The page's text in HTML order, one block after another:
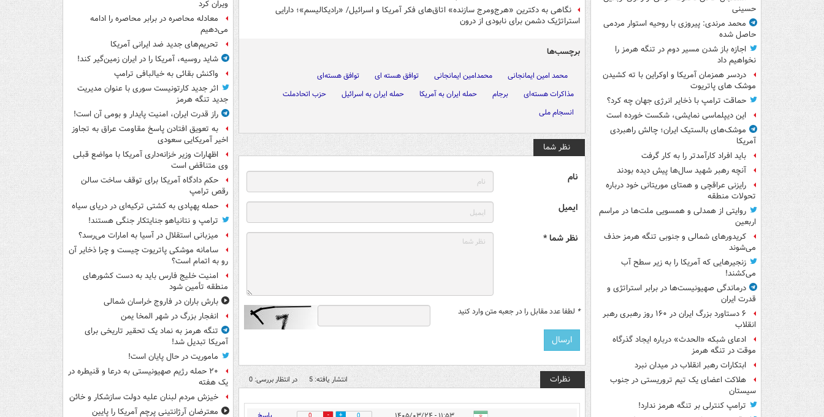
حسینی
محمد مرندی: پیروزی با روحیه استوار مردمی
حاصل شده
اجازه باز شدن مسیر دوم در تنگه هرمز را
نخواهیم داد
دردسر همزمان آمریکا و اوکراین با ته کشیدن
موشک های پاتریوت
حماقت ترامپ با ذخایر انرژی جهان چه کرد؟
این دیپلماسی نمایشی، شکست خورده است
موشک‌های بالستیک ایران؛ چالش راهبردی
آمریکا
باید افراد کارآمدتر را به کار گرفت
آنچه رهبر شهید سال‌ها پیش دیده بودند
رایزنی عراقچی و همتای موریتانی خود درباره
تحولات منطقه
روایتی از همدلی و همسویی ملت‌ها در مراسم
اربعین
کریدورهای شمالی و جنوبی تنگه هرمز حذف
می‌شوند
زنجیرهایی که آمریکا را به زیر سطح آب
می‌کشند!
درماندگی صهیونیست‌ها در برابر استراتژی و
قدرت ایران
۶ دستاورد بزرگ ایران در ۱۶۰ روز رهبری رهبر
انقلاب
ادعای شبکه «الحدث» درباره ایجاد گذرگاه
موقت در تنگه هرمز
ابتکارات رهبر انقلاب در میدان نبرد
هلاکت اعضای یک تیم تروریستی در جنوب
سیستان
ترامپ کنترلی بر تنگه هرمز ندارد!
نگاهی به دکترین «هرج‌ومرج سازنده» اتاق‌های فکر آمریکا و اسرائیل/ «رادیکالیسم»؛ دارایی
استراتژیک دشمن برای نابودی از درون
برچسب‌ها
محمد امین ایمانجانی محمدامین ایمانجانی توافق هسته ای
توافق هسته‌ای
مذاکرات هسته‌ای
برجام حمله ایران به آمریکا حمله ایران به اسرائیل
حزب اتحادملت
انسجام ملی
نظر شما
نام
ایمیل
نظر شما *
* لطفا عدد مقابل را در جعبه متن وارد کنید
نظرات انتشار یافته: 5 در انتظار بررسی: 0
ویران کرد
معادله محاصره در برابر محاصره را ادامه
می‌دهیم
تحریم‌های جدید ضد ایرانی آمریکا
شاید روسیه، آمریکا را در ایران زمین‌گیر کند!
واکنش بقائی به خیالبافی ترامپ
اثر جدید کارتونیست سوری با عنوان مدیریت
جدید تنگه هرمز
راز قدرت ایران، امنیت پایدار و بومی آن است!
به تعویق افتادن پاسخ مقاومت عراق به تجاوز
اخیر آمریکایی سعودی
اظهارات وزیر خزانه‌داری آمریکا با مواضع قبلی
وی متناقض است
حکم دادگاه آمریکا برای توقف ساخت سالن
رقص ترامپ
حمله پهپادی به کشتی ترکیه‌ای در دریای سیاه
ترامپ و نتانیاهو جنایتکار جنگی هستند!
میزبانی استقلال در آسیا به امارات می‌رسد؟
سامانه موشکی پاتریوت چیست و چرا ذخایر آن
رو به اتمام است؟
امنیت خلیج فارس باید به دست کشورهای
منطقه تأمین شود
بارش باران در فاروج خراسان شمالی
انفجار بزرگ در شهر المخا یمن
تنگه هرمز به نماد یک تحقیر تاریخی برای
آمریکا تبدیل شد!
ماموریت در حال پایان است!
۲۰ حمله رژیم صهیونیستی به درعا و قنیطره در
یک هفته
خیزش مردم لبنان علیه دولت سازشکار و خائن
معترضان آرژانتینی پرچم آمریکا را پایین